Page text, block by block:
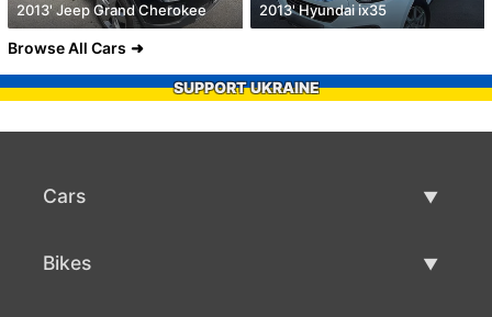
2013' Jeep Grand Cherokee 2013' Hyundai ix35
Browse All Cars
SUPPORT UKRAINE
Cars
Bikes